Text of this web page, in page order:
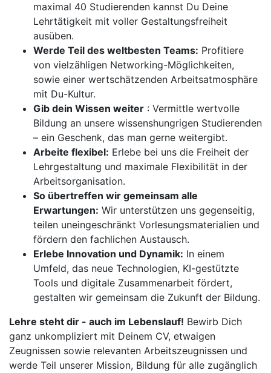
maximal 40 Studierenden kannst Du Deine
Lehrtätigkeit mit voller Gestaltungsfreiheit
ausüben.
Werde Teil des weltbesten Teams: Profitiere
von vielzähligen Networking-Möglichkeiten,
sowie einer wertschätzenden Arbeitsatmosphäre
mit Du-Kultur.
Gib dein Wissen weiter : Vermittle wertvolle
Bildung an unsere wissenshungrigen Studierenden
– ein Geschenk, das man gerne weitergibt.
Arbeite flexibel: Erlebe bei uns die Freiheit der
Lehrgestaltung und maximale Flexibilität in der
Arbeitsorganisation.
So übertreffen wir gemeinsam alle
Erwartungen: Wir unterstützen uns gegenseitig,
teilen uneingeschränkt Vorlesungsmaterialien und
fördern den fachlichen Austausch.
Erlebe Innovation und Dynamik: In einem
Umfeld, das neue Technologien, KI-gestützte
Tools und digitale Zusammenarbeit fördert,
gestalten wir gemeinsam die Zukunft der Bildung.
Lehre steht dir - auch im Lebenslauf! Bewirb Dich
ganz unkompliziert mit Deinem CV, etwaigen
Zeugnissen sowie relevanten Arbeitszeugnissen und
werde Teil unserer Mission, Bildung für alle zugänglich